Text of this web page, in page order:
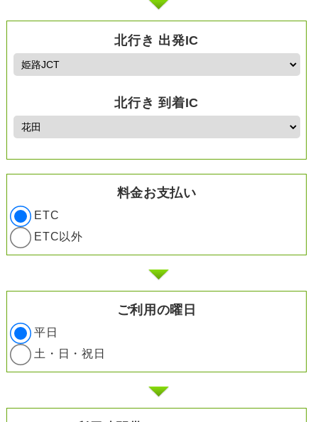
北行き 出発IC
北行き 到着IC
料金お支払い
ETC
ETC以外
ご利用の曜日
平日
土・日・祝日